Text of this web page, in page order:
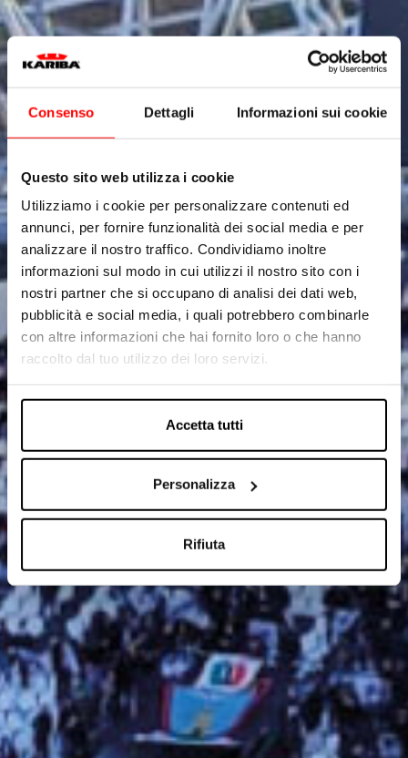
Consenso Dettagli Informazioni sui cookie
Questo sito web utilizza i cookie
Utilizziamo i cookie per personalizzare contenuti ed
annunci, per fornire funzionalità dei social media e per
analizzare il nostro traffico. Condividiamo inoltre
informazioni sul modo in cui utilizzi il nostro sito con i
nostri partner che si occupano di analisi dei dati web,
pubblicità e social media, i quali potrebbero combinarle
con altre informazioni che hai fornito loro o che hanno
raccolto dal tuo utilizzo dei loro servizi.
Accetta tutti
Personalizza
Rifiuta